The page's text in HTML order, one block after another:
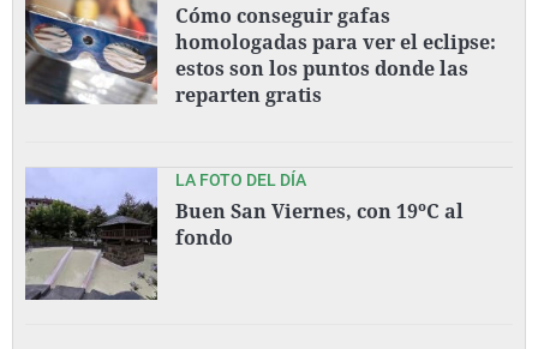
Cómo conseguir gafas
homologadas para ver el eclipse:
estos son los puntos donde las
reparten gratis
LA FOTO DEL DÍA
Buen San Viernes, con 19ºC al
fondo